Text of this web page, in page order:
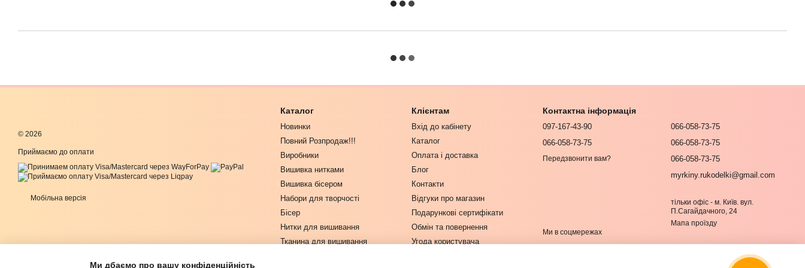
© 2026
Приймаємо до оплати
Мобільна версія
Каталог
Новинки
Повний Розпродаж!!!
Виробники
Вишивка нитками
Вишивка бісером
Набори для творчості
Бісер
Нитки для вишивання
Тканина для вишивання
Клієнтам
Вхід до кабінету
Каталог
Оплата і доставка
Блог
Контакти
Відгуки про магазин
Подарункові сертифікати
Обмін та повернення
Угода користувача
Контактна інформація
097-167-43-90
066-058-73-75
Передзвонити вам?
066-058-73-75
066-058-73-75
066-058-73-75
myrkiny.rukodelki@gmail.com
тільки офіс - м. Київ. вул.
П.Сагайдачного, 24
Мапа проїзду
Ми в соцмережах
Ми дбаємо про вашу конфіденційність